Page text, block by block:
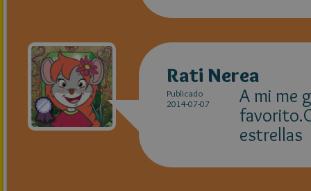
Rati Nerea
Publicado
2014-07-07
A mi me
estrellas